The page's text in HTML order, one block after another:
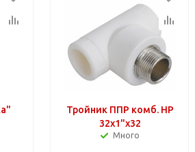
Тройник ППР комб. НР
32х1"х32
Много